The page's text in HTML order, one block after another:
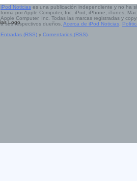
iPod Noticias es una publicación independiente y no ha
forma por Apple Computer, Inc. iPod, iPhone, iTunes,
Apple Computer, Inc. Todas las marcas registradas y
a sus respectivos dueños. Acerca de iPod Noticias
Entradas (RSS) y Comentarios (RSS)